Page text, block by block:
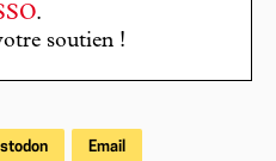
.
soutien !
Email